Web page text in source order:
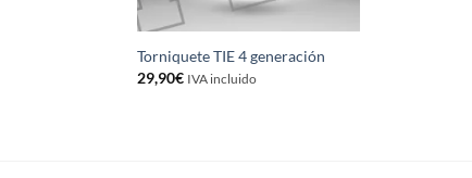
Torniquete TIE 4 generación
29,90€ IVA incluido